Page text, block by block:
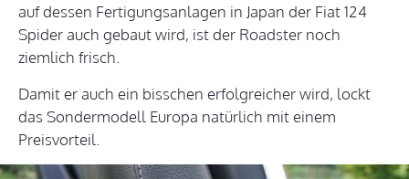
auf dessen Fertigungsanlagen in Japan der Fiat 124
Spider auch gebaut wird, ist der Roadster noch
ziemlich frisch.
Damit er auch ein bisschen erfolgreicher wird, lockt
das Sondermodell Europa natürlich mit einem
Preisvorteil.